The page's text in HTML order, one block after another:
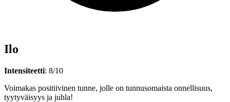
Ilo
Intensiteetti: 8/10
Voimakas positiivinen tunne, jolle on tunnusomaista onnellisuus,
tyytyväisyys ja juhla!